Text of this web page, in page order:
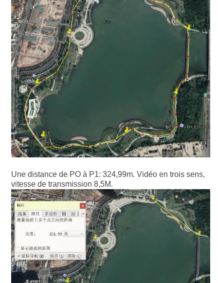
Une distance de PO à P1: 324,99m. Vidéo en trois sens,
vitesse de transmission 8,5M.